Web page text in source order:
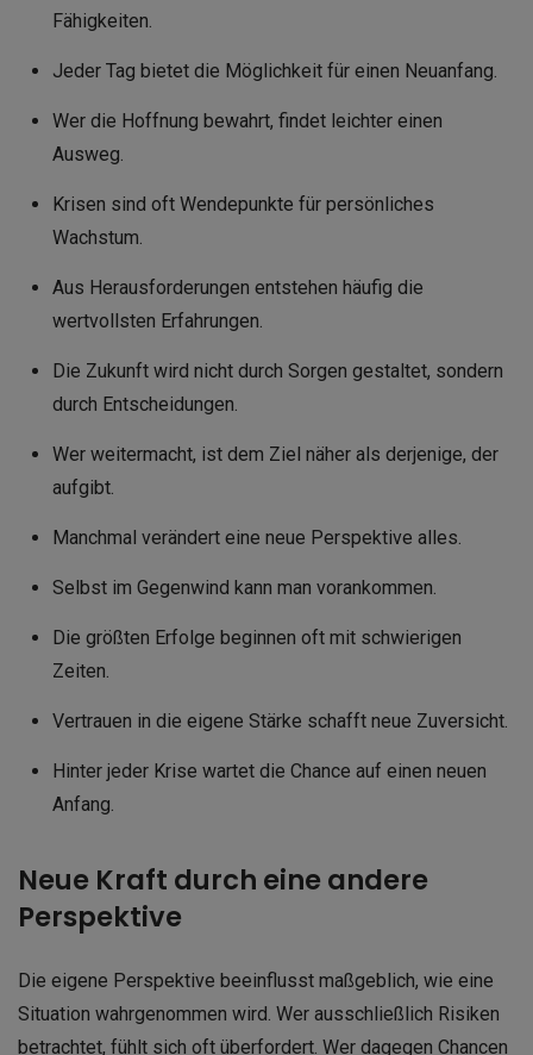
Fähigkeiten.
Jeder Tag bietet die Möglichkeit für einen Neuanfang.
Wer die Hoffnung bewahrt, findet leichter einen
Ausweg.
Krisen sind oft Wendepunkte für persönliches
Wachstum.
Aus Herausforderungen entstehen häufig die
wertvollsten Erfahrungen.
Die Zukunft wird nicht durch Sorgen gestaltet, sondern
durch Entscheidungen.
Wer weitermacht, ist dem Ziel näher als derjenige, der
aufgibt.
Manchmal verändert eine neue Perspektive alles.
Selbst im Gegenwind kann man vorankommen.
Die größten Erfolge beginnen oft mit schwierigen
Zeiten.
Vertrauen in die eigene Stärke schafft neue Zuversicht.
Hinter jeder Krise wartet die Chance auf einen neuen
Anfang.
Neue Kraft durch eine andere
Perspektive
Die eigene Perspektive beeinflusst maßgeblich, wie eine
Situation wahrgenommen wird. Wer ausschließlich Risiken
betrachtet, fühlt sich oft überfordert. Wer dagegen Chancen